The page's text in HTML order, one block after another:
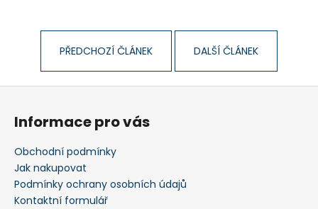
PŘEDCHOZÍ ČLÁNEK DALŠÍ ČLÁNEK
Z
Informace pro vás
Obchodní podmínky
Jak nakupovat
Podmínky ochrany osobních údajů
Kontaktní formulář